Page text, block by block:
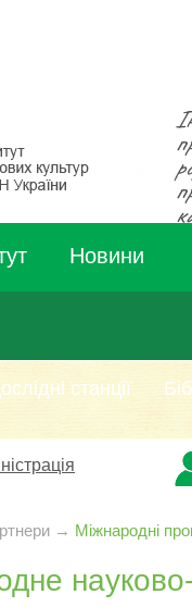
Новини
станції
→ Міжнародні
науково-